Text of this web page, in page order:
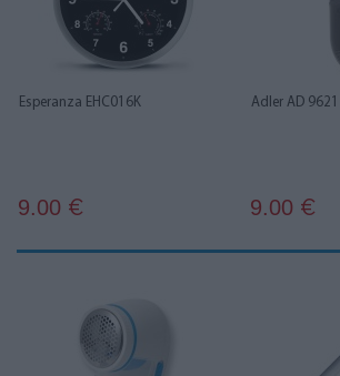
Esperanza EHC016K
9.00 €
Adler AD 9621
9.00 €